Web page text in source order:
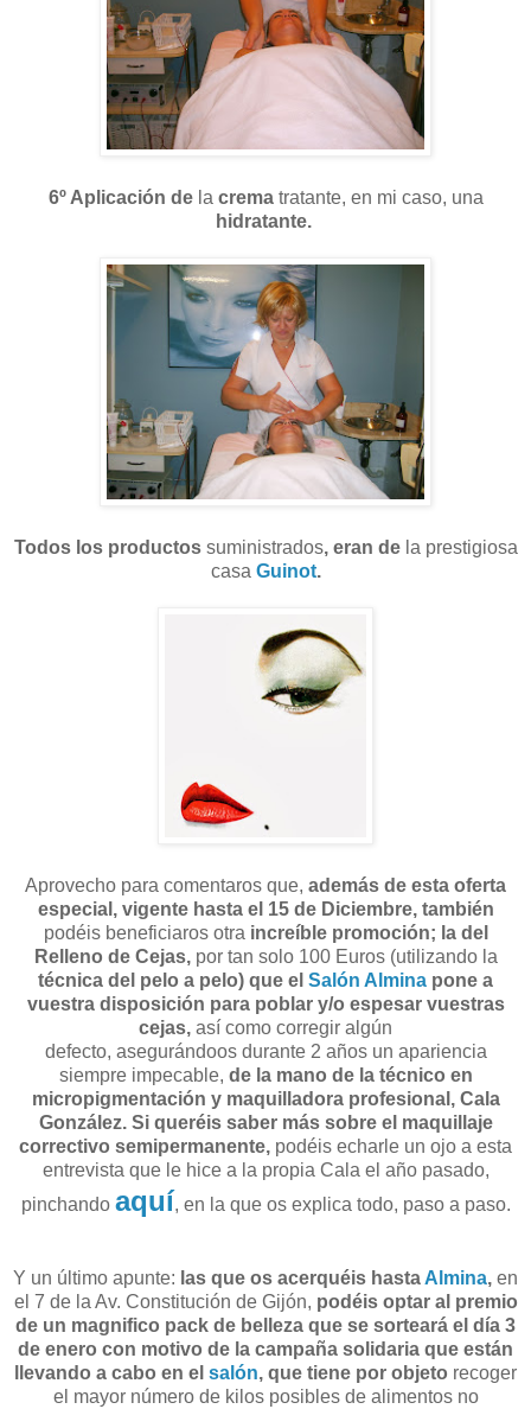
6º Aplicación de la crematratante, en mi caso, una
hidratante.
Todos los productos suministrados, eran de la prestigiosa
casa Guinot.
Aprovecho para comentaros que, además de esta oferta
especial, vigente hasta el 15 de Diciembre, también
podéis beneficiaros otra increíble promoción; la del
Relleno de Cejas, por tan solo 100 Euros (utilizando la
técnica del pelo a pelo) que el Salón Almina pone a
vuestra disposición para poblar y/o espesar vuestras
cejas, así como corregir algún
defecto, asegurándoos durante 2 años un apariencia
siempre impecable, de la mano de la técnico en
micropigmentación y maquilladora profesional, Cala
González. Si queréis saber más sobre el maquillaje
correctivo semipermanente, podéis echarle un ojo a esta
entrevista que le hice a la propia Cala el año pasado,
pinchando aquí, en la que os explica todo, paso a paso.
Y un último apunte: las que os acerquéis hasta Almina, en
el 7 de la Av. Constitución de Gijón, podéis optar al premio
de un magnifico pack de belleza que se sorteará el día 3
de enero con motivo de la campaña solidaria que están
llevando a cabo en el salón, que tiene por objeto recoger
el mayor número de kilos posibles de alimentos no